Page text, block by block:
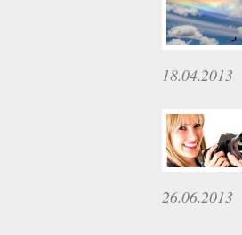
18.04.2013
26.06.2013